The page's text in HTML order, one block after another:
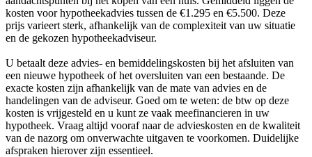
kosten voor hypotheekadvies tussen de €1.295 en €5.500. Deze
prijs varieert sterk, afhankelijk van de complexiteit van uw situatie
en de gekozen hypotheekadviseur.
U betaalt deze advies- en bemiddelingskosten bij het afsluiten van
een nieuwe hypotheek of het oversluiten van een bestaande. De
exacte kosten zijn afhankelijk van de mate van advies en de
handelingen van de adviseur. Goed om te weten: de btw op deze
kosten is vrijgesteld en u kunt ze vaak meefinancieren in uw
hypotheek. Vraag altijd vooraf naar de advieskosten en de kwaliteit
van de nazorg om onverwachte uitgaven te voorkomen. Duidelijke
afspraken hierover zijn essentieel.